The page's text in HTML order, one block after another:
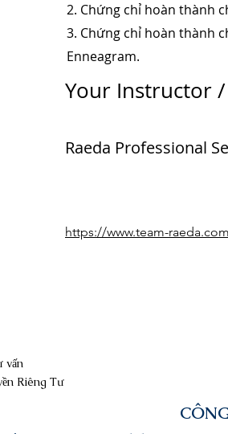
2. Chứng chỉ hoàn thành
3. Chứng chỉ hoàn thành
Enneagram.
Your Instructor
Raeda Professional
https://www.team-
vấn
Riêng Tư